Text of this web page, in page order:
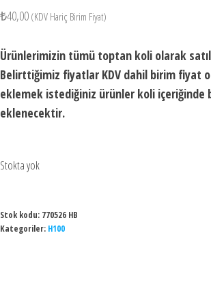
₺40,00 (KDV Hariç Birim Fiyat)
Ürünlerimizin tümü toptan koli olarak
Belirttiğimiz fiyatlar KDV dahil birim fiyat
eklemek istediğiniz ürünler koli içeriğinde
eklenecektir.
Stokta yok
Stok kodu: 770526 HB
Kategoriler: H100